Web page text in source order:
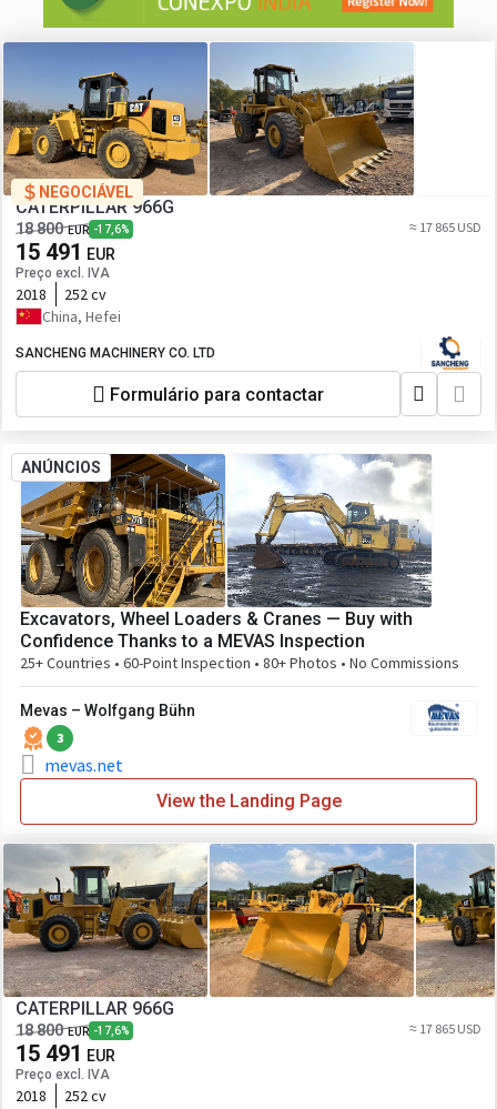
NEGOCIÁVEL
CATERPILLAR 966G
18 800 EUR -17,6%
15 491 EUR
Preço excl. IVA
≈ 17 865 USD
2018
252 cv
China, Hefei
SANCHENG MACHINERY CO. LTD
Formulário para contactar
ANÚNCIOS
Excavators, Wheel Loaders & Cranes — Buy with
Confidence Thanks to a MEVAS Inspection
25+ Countries • 60-Point Inspection • 80+ Photos • No Commissions
Mevas – Wolfgang Bühn
3
mevas.net
View the Landing Page
CATERPILLAR 966G
18 800 EUR -17,6%
15 491 EUR
Preço excl. IVA
≈ 17 865 USD
2018
252 cv